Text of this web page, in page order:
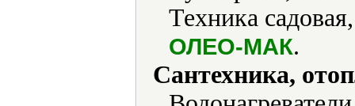
Техника
ОЛЕО-МАК.
Сантехника,